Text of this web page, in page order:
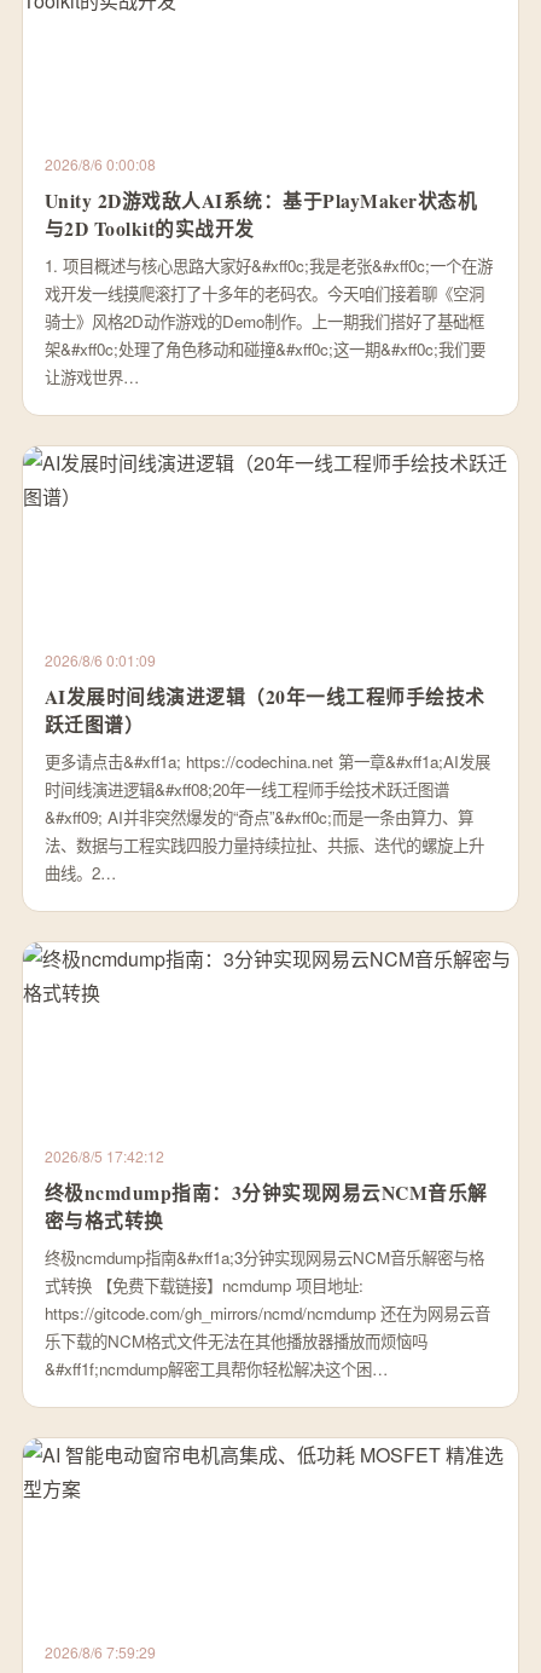
2026/8/6 0:00:08
Unity 2D游戏敌人AI系统：基于PlayMaker状态机
与2D Toolkit的实战开发
1. 项目概述与核心思路大家好&#xff0c;我是老张&#xff0c;一个在游
戏开发一线摸爬滚打了十多年的老码农。今天咱们接着聊《空洞
骑士》风格2D动作游戏的Demo制作。上一期我们搭好了基础框
架&#xff0c;处理了角色移动和碰撞&#xff0c;这一期&#xff0c;我们要
让游戏世界…
2026/8/6 0:01:09
AI发展时间线演进逻辑（20年一线工程师手绘技术
跃迁图谱）
更多请点击&#xff1a; https://codechina.net 第一章&#xff1a;AI发展
时间线演进逻辑&#xff08;20年一线工程师手绘技术跃迁图谱
&#xff09; AI并非突然爆发的“奇点”&#xff0c;而是一条由算力、算
法、数据与工程实践四股力量持续拉扯、共振、迭代的螺旋上升
曲线。2…
2026/8/5 17:42:12
终极ncmdump指南：3分钟实现网易云NCM音乐解
密与格式转换
终极ncmdump指南&#xff1a;3分钟实现网易云NCM音乐解密与格
式转换 【免费下载链接】ncmdump 项目地址:
https://gitcode.com/gh_mirrors/ncmd/ncmdump 还在为网易云音
乐下载的NCM格式文件无法在其他播放器播放而烦恼吗
&#xff1f;ncmdump解密工具帮你轻松解决这个困…
2026/8/6 7:59:29